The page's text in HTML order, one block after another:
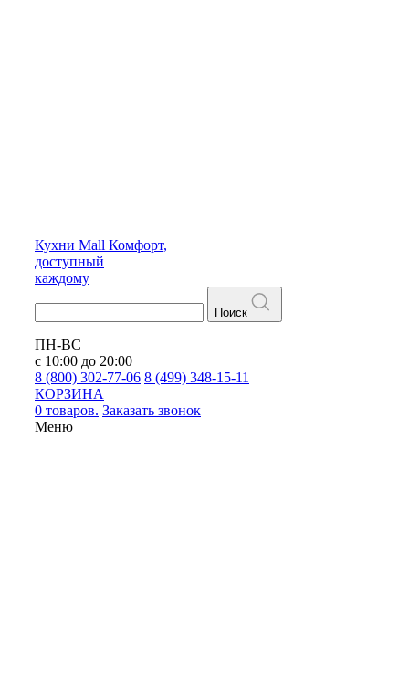
Кухни Mall Комфорт,
доступный
каждому
Поиск
ПН-ВС
с 10:00 до 20:00
8 (800) 302-77-06 8 (499) 348-15-11
КОРЗИНА
0 товаров. Заказать звонок
Меню